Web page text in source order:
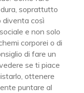
soprattutto
diventa così
e non solo
corporei o di
di fare un
se ti piace
ottenere
puntare al